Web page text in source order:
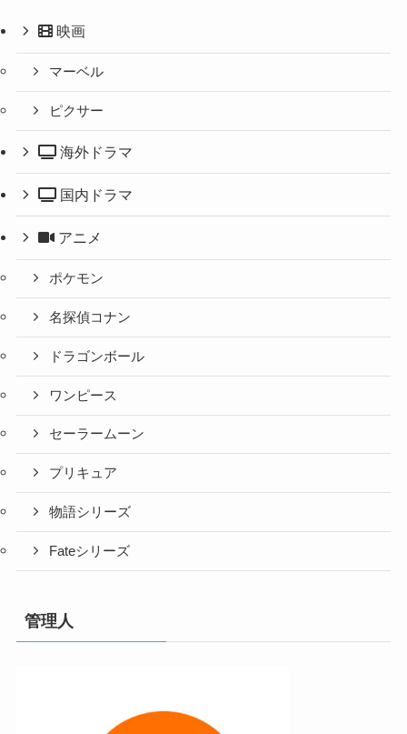
映画
マーベル
ピクサー
海外ドラマ
国内ドラマ
アニメ
ポケモン
名探偵コナン
ドラゴンボール
ワンピース
セーラームーン
プリキュア
物語シリーズ
Fateシリーズ
管理人